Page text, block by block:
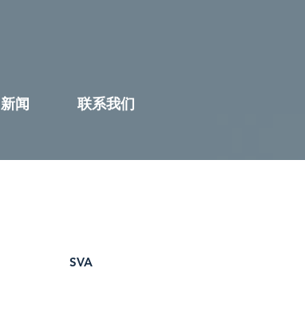
新闻 联系我们
SVA